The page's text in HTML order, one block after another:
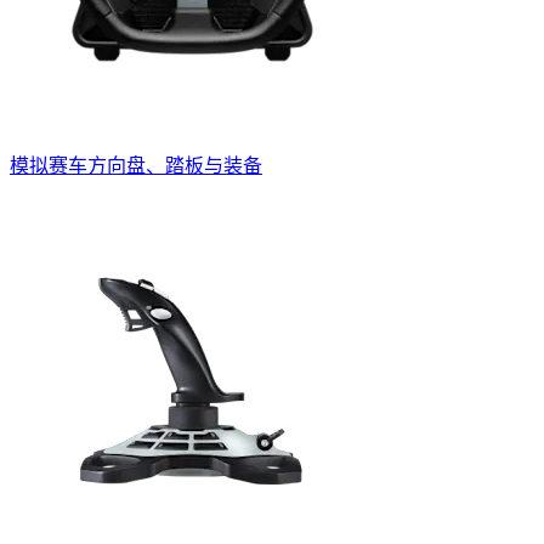
模拟赛车方向盘、踏板与装备